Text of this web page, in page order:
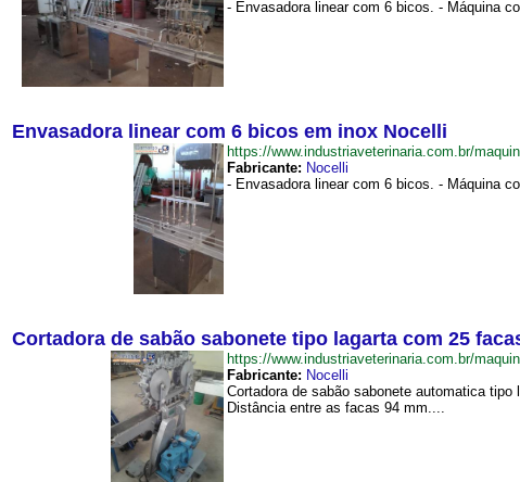
- Envasadora linear com 6 bicos. - Máquina
Envasadora linear com 6 bicos em inox Nocelli
https://www.industriaveterinaria.com.br/
Fabricante: Nocelli
- Envasadora linear com 6 bicos. - Máquina
Cortadora de sabão sabonete tipo lagarta com 25
https://www.industriaveterinaria.com.br/
Fabricante: Nocelli
Cortadora de sabão sabonete automatica
Distância entre as facas 94 mm....